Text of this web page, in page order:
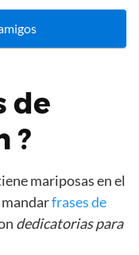
de
?
mariposas en el
frases de
dedicatorias para